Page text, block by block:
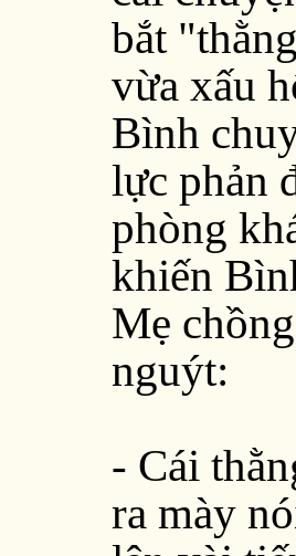
bắt
vừa xấu
Bình
lực phản
phòng
khiến
Mẹ
nguýt:
- Cái
ra mày